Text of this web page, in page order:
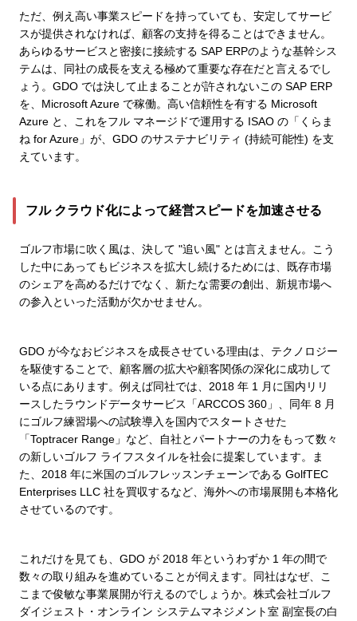
ただ、例え高い事業スピードを持っていても、安定してサービ
スが提供されなければ、顧客の支持を得ることはできません。
あらゆるサービスと密接に接続する SAP ERPのような基幹シス
テムは、同社の成長を支える極めて重要な存在だと言えるでし
ょう。GDO では決して止まることが許されないこの SAP ERP
を、Microsoft Azure で稼働。高い信頼性を有する Microsoft
Azure と、これをフル マネージドで運用する ISAO の「くらま
ね for Azure」が、GDO のサステナビリティ (持続可能性) を支
えています。
フル クラウド化によって経営スピードを加速させる
ゴルフ市場に吹く風は、決して "追い風" とは言えません。こう
した中にあってもビジネスを拡大し続けるためには、既存市場
のシェアを高めるだけでなく、新たな需要の創出、新規市場へ
の参入といった活動が欠かせません。
GDO が今なおビジネスを成長させている理由は、テクノロジー
を駆使することで、顧客層の拡大や顧客関係の深化に成功して
いる点にあります。例えば同社では、2018 年 1 月に国内リリ
ースしたラウンドデータサービス「ARCCOS 360」、同年 8 月
にゴルフ練習場への試験導入を国内でスタートさせた
「Toptracer Range」など、自社とパートナーの力をもって数々
の新しいゴルフ ライフスタイルを社会に提案しています。ま
た、2018 年に米国のゴルフレッスンチェーンである GolfTEC
Enterprises LLC 社を買収するなど、海外への市場展開も本格化
させているのです。
これだけを見ても、GDO が 2018 年というわずか 1 年の間で
数々の取り組みを進めていることが伺えます。同社はなぜ、こ
こまで俊敏な事業展開が行えるのでしょうか。株式会社ゴルフ
ダイジェスト・オンライン システムマネジメント室 副室長の白